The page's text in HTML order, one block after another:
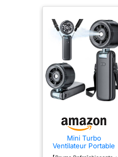
Mini Turbo
Ventilateur Portable